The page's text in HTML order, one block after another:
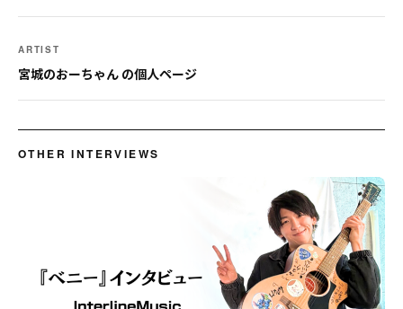
ARTIST
宮城のおーちゃん の個人ページ
OTHER INTERVIEWS